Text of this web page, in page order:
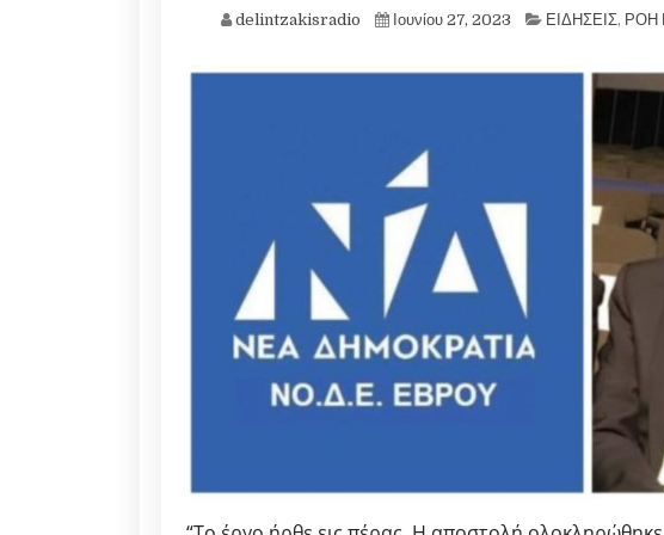
delintzakisradio Ιουνίου 27, 2023 ΕΙΔΗΣΕΙΣ, ΡΟΗ